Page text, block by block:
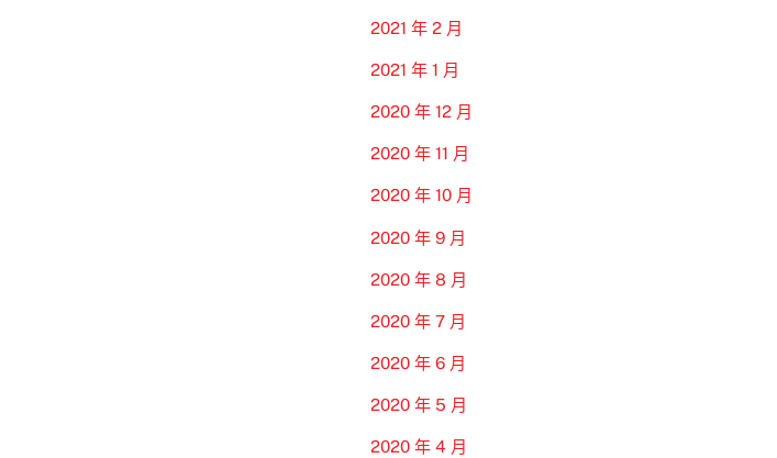
2021 年 2 月
2021 年 1 月
2020 年 12 月
2020 年 11 月
2020 年 10 月
2020 年 9 月
2020 年 8 月
2020 年 7 月
2020 年 6 月
2020 年 5 月
2020 年 4 月